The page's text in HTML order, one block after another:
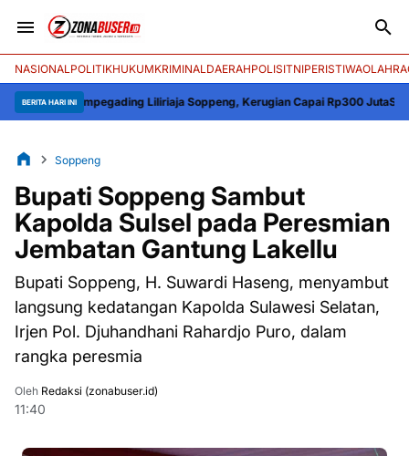
NASIONALPOLITIKHUKUMKRIMINALDAERAHPOLISITNIPERISTIWA
BERITA HARI INILiliriaja Soppeng, Kerugian Capai Rp300 JutaSemarak HUT
Soppeng
Bupati Soppeng Sambut
Kapolda Sulsel pada Peresmian
Jembatan Gantung Lakellu
Bupati Soppeng, H. Suwardi Haseng, menyambut
langsung kedatangan Kapolda Sulawesi Selatan,
Irjen Pol. Djuhandhani Rahardjo Puro, dalam
rangka peresmia
Oleh Redaksi (zonabuser.id)
11:40